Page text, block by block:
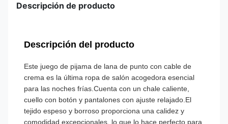
Descripción de producto
Descripción del producto
Este juego de pijama de lana de punto con cable de
crema es la última ropa de salón acogedora esencial
para las noches frías.Cuenta con un chale caliente,
cuello con botón y pantalones con ajuste relajado.El
tejido espeso y borroso proporciona una calidez y
comodidad excepcionales, lo que lo hace perfecto para